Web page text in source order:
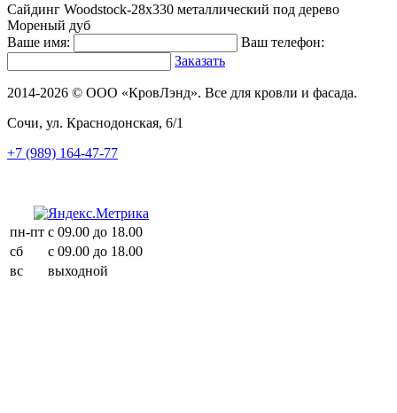
Сайдинг Woodstock-28х330 металлический под дерево
Мореный дуб
Ваше имя:
Ваш телефон:
Заказать
2014-2026 © ООО «КровЛэнд». Все для кровли и фасада.
Сочи, ул. Краснодонская, 6/1
+7 (989) 164-47-77
пн-пт с 09.00 до 18.00
сб
с 09.00 до 18.00
вс
выходной